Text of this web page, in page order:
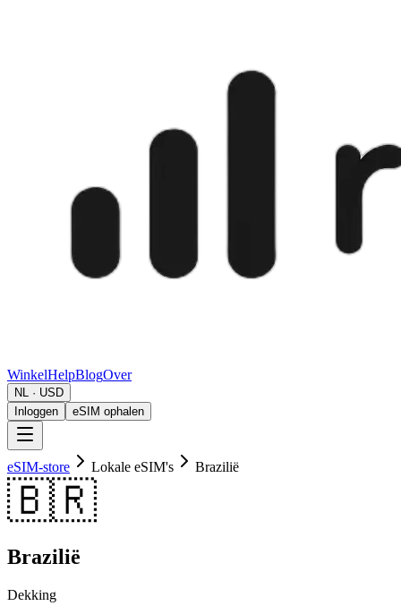
WinkelHelpBlogOver
NL · USD
Inloggen
eSIM ophalen
eSIM-store Lokale eSIM's Brazilië
🇧🇷
Brazilië
Dekking